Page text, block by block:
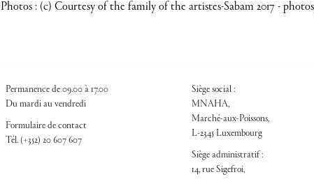
Photos : (c) Courtesy of the family of the artistes-Sabam 2017 -
Permanence de 09.00 à 17.00
Du mardi au vendredi
Formulaire de contact
Tél. (+352) 20 607 607
Siège social :
MNAHA,
Marché-aux-Poissons,
L-2345 Luxembourg
Siège administratif :
14, rue Sigefroi,